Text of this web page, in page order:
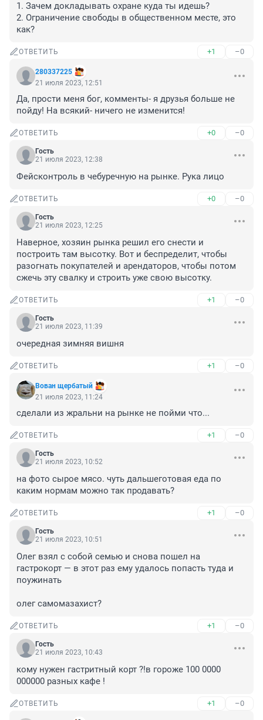
1. Зачем докладывать охране куда ты идешь?
2. Ограничение свободы в общественном месте, это
как?
ОТВЕТИТЬ +1 –0
280337225
21 июля 2023, 12:51
Да, прости меня бог, комменты- я друзья больше не
пойду! На всякий- ничего не изменится!
ОТВЕТИТЬ +0 –0
Гость
21 июля 2023, 12:38
Фейсконтроль в чебуречную на рынке. Рука лицо
ОТВЕТИТЬ +0 –0
Гость
21 июля 2023, 12:25
Наверное, хозяин рынка решил его снести и
построить там высотку. Вот и беспределит, чтобы
разогнать покупателей и арендаторов, чтобы потом
сжечь эту свалку и строить уже свою высотку.
ОТВЕТИТЬ +1 –0
Гость
21 июля 2023, 11:39
очередная зимняя вишня
ОТВЕТИТЬ +1 –0
Вован щербатый
21 июля 2023, 11:24
сделали из жральни на рынке не пойми что...
ОТВЕТИТЬ +1 –0
Гость
21 июля 2023, 10:52
на фото сырое мясо. чуть дальшеготовая еда по
каким нормам можно так продавать?
ОТВЕТИТЬ +1 –0
Гость
21 июля 2023, 10:51
Олег взял с собой семью и снова пошел на
гастрокорт — в этот раз ему удалось попасть туда и
поужинать
олег самомазахист?
ОТВЕТИТЬ +1 –0
Гость
21 июля 2023, 10:43
кому нужен гастритный корт ?!в гороже 100 0000
000000 разных кафе !
ОТВЕТИТЬ +1 –0